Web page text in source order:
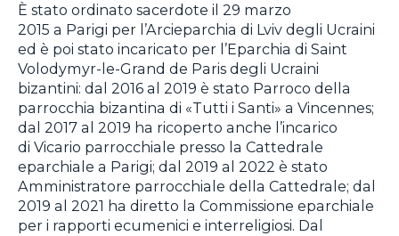
È stato ordinato sacerdote il 29 marzo
2015 a Parigi per l’Arcieparchia di Lviv degli Ucraini
ed è poi stato incaricato per l’Eparchia di Saint
Volodymyr-le-Grand de Paris degli Ucraini
bizantini: dal 2016 al 2019 è stato Parroco della
parrocchia bizantina di «Tutti i Santi» a Vincennes;
dal 2017 al 2019 ha ricoperto anche l’incarico
di Vicario parrocchiale presso la Cattedrale
eparchiale a Parigi; dal 2019 al 2022 è stato
Amministratore parrocchiale della Cattedrale; dal
2019 al 2021 ha diretto la Commissione eparchiale
per i rapporti ecumenici e interreligiosi. Dal